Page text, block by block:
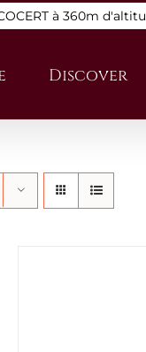
à 360m
Discover